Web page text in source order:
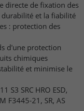
directe de fixation des
durabilité et la fiabilité
: protection des
d'une protection
chimiques
et minimise le
S3 SRC HRO ESD,
F3445-21, SR, AS